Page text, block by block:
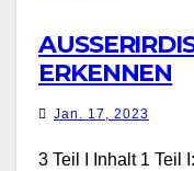
ERKENNEN
Jan. 17, 2023
3 Teil I Inhalt 1 Teil